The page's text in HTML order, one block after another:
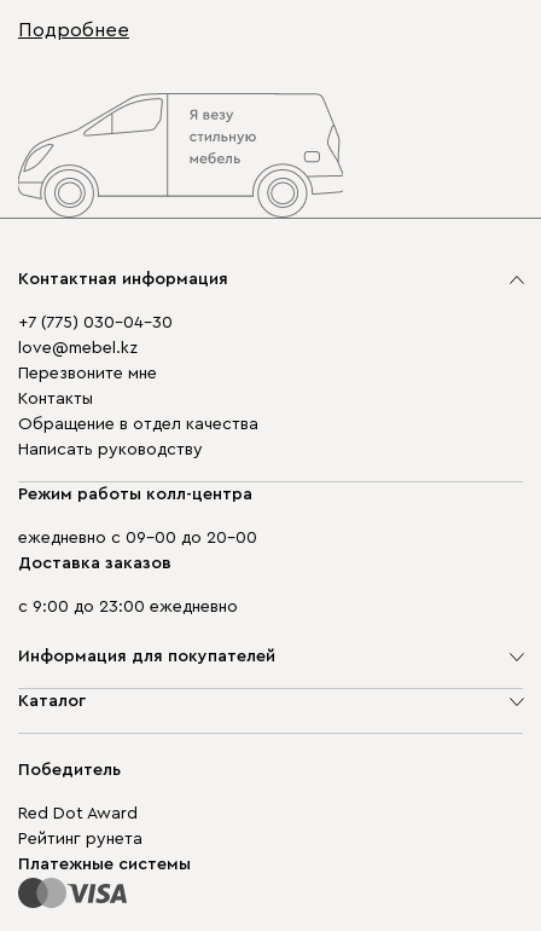
Подробнее
Контактная информация
+7 (775) 030-04-30
love@mebel.kz
Перезвоните мне
Контакты
Обращение в отдел качества
Написать руководству
Режим работы колл-центра
ежедневно с 09-00 до 20-00
Доставка заказов
с 9:00 до 23:00 ежедневно
Информация для покупателей
О компании
Гарантия
Для бизнеса
Карта сайта
Каталог
Корпусная мебель
Модульная мебель
Столы и стулья
Победитель
Red Dot Award
Рейтинг рунета
Платежные системы